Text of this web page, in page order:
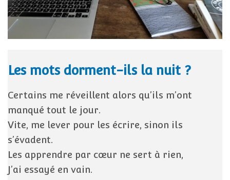
Les mots dorment-ils la nuit ?
Certains me réveillent alors qu’ils m’ont
manqué tout le jour.
Vite, me lever pour les écrire, sinon ils
s’évadent.
Les apprendre par cœur ne sert à rien,
J’ai essayé en vain.